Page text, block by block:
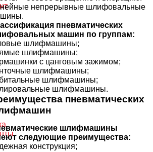
непрерывные шлифовальные
пневматических
машин по группам:
шлифмашины;
шлифмашины;
с цанговым зажимом;
шлифмашины;
шлифмашины;
шлифмашины.
пневматических
шлифмашины
следующие преимущества:
конструкция;